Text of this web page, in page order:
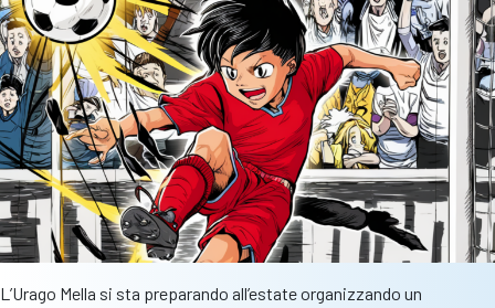
regalo
speciale
L’Urago Mella si sta preparando all’estate organizzando un